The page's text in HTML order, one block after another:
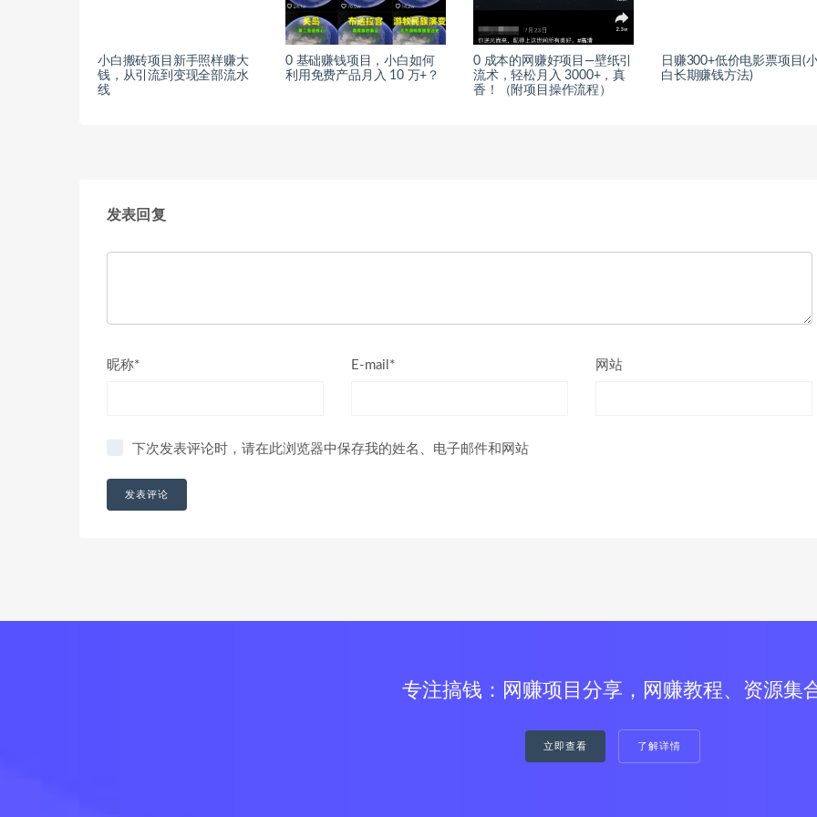
小白搬砖项目新手照样赚大
钱，从引流到变现全部流水
线
0 基础赚钱项目，小白如何
利用免费产品月入 10 万+？
0 成本的网赚好项目—壁纸引
流术，轻松月入 3000+，真
香！（附项目操作流程）
日赚300+低价电影票项目(
白长期赚钱方法)
发表回复
昵称* E-mail* 网站
下次发表评论时，请在此浏览器中保存我的姓名、电子邮件和网站
专注搞钱：网赚项目分享，网赚教程、资源集
立即查看 了解详情